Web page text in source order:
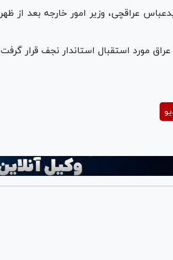
عراقچی، وزیر امور خارجه بعد از
مورد استقبال استاندار نجف قرار